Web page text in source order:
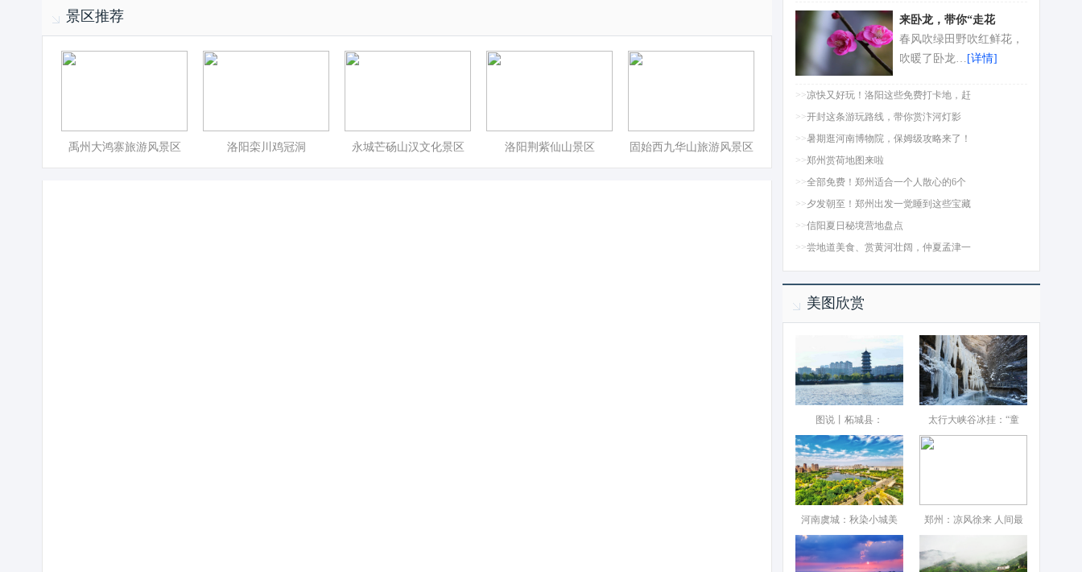
景区推荐
禹州大鸿寨旅游风景区 洛阳栾川鸡冠洞 永城芒砀山汉文化景区 洛阳荆紫仙山景区 固始西九华山旅游风景区
来卧龙，带你“走花
春风吹绿田野吹红鲜花，
吹暖了卧龙… [详情]
>>凉快又好玩！洛阳这些免费打卡地，赶
>>开封这条游玩路线，带你赏汴河灯影
>>暑期逛河南博物院，保姆级攻略来了！
>>郑州赏荷地图来啦
>>全部免费！郑州适合一个人散心的6个
>>夕发朝至！郑州出发一觉睡到这些宝藏
>>信阳夏日秘境营地盘点
>>尝地道美食、赏黄河壮阔，仲夏孟津一
美图欣赏
图说丨柘城县：‌ 太行大峡谷冰挂：“童
河南虞城：秋染小城美 郑州：凉风徐来 人间最